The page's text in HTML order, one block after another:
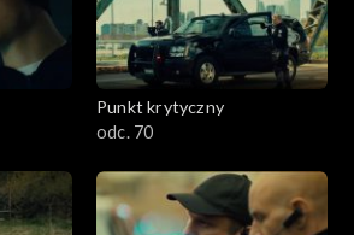
Punkt krytyczny
odc. 70